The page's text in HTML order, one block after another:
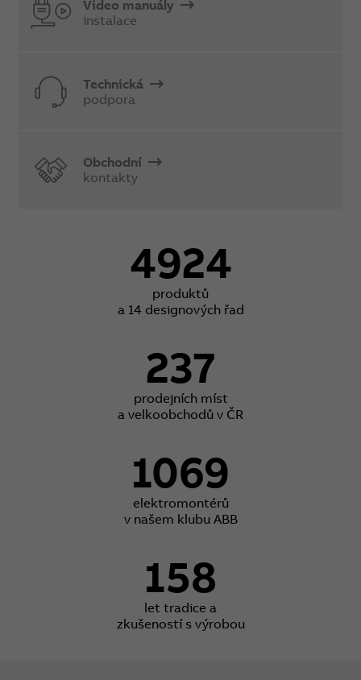
Video manuály
instalace
Technická
podpora
Obchodní
kontakty
4924
produktů
a 14 designových řad
237
prodejních míst
a velkoobchodů v ČR
1069
elektromontérů
v našem klubu ABB
158
let tradice a
zkušeností s výrobou